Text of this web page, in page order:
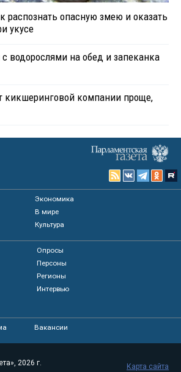
распознать опасную змею и оказать
укусе
водорослями на обед и запеканка
кикшеринговой компании проще,
Экономика
В мире
Культура
Опросы
Персоны
Регионы
Интервью
Вакансии
2026 г.
Карта сайта